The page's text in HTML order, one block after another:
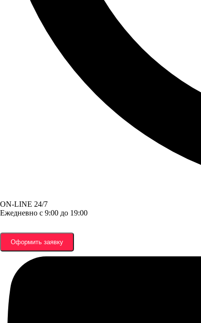
ON-LINE 24/7
Ежедневно с 9:00 до 19:00
Оформить заявку